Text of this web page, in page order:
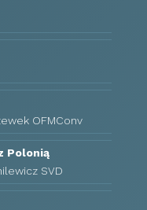
OFMConv
Polonią
SVD